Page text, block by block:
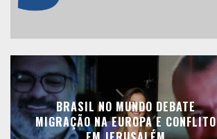
BRASIL NO MUNDO DEBATE
MIGRAÇÃO NA EUROPA E CONFLITO